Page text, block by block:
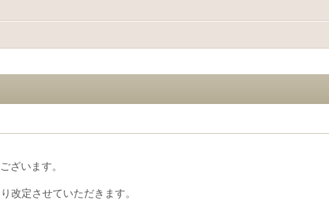
ざいます。
改定させていただきます。